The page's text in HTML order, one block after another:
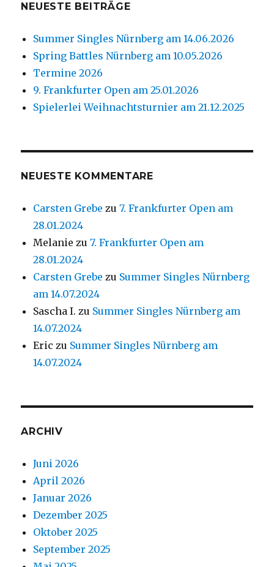
NEUESTE BEITRÄGE
Summer Singles Nürnberg am 14.06.2026
Spring Battles Nürnberg am 10.05.2026
Termine 2026
9. Frankfurter Open am 25.01.2026
Spielerlei Weihnachtsturnier am 21.12.2025
NEUESTE KOMMENTARE
Carsten Grebe zu7. Frankfurter Open am
28.01.2024
Melanie zu7. Frankfurter Open am
28.01.2024
Carsten Grebe zu Summer Singles Nürnberg
am 14.07.2024
Sascha I. zu Summer Singles Nürnberg am
14.07.2024
Eric zu Summer Singles Nürnberg am
14.07.2024
ARCHIV
Juni 2026
April 2026
Januar 2026
Dezember 2025
Oktober 2025
September 2025